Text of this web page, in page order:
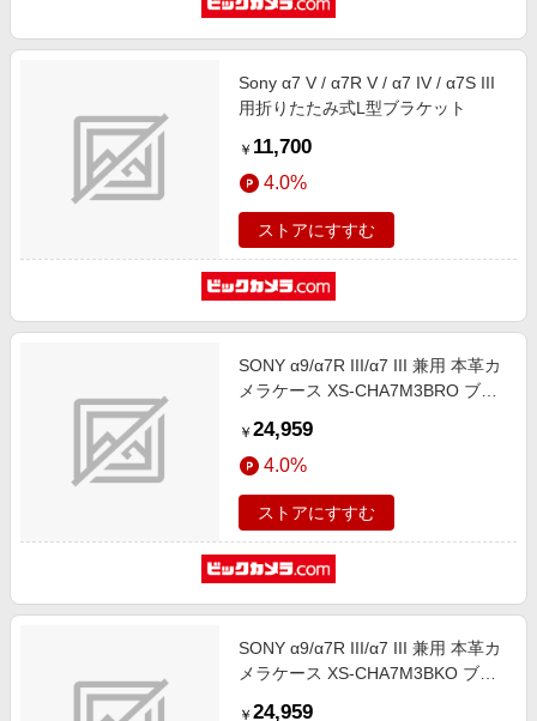
Sony α7 V / α7R V / α7 IV / α7S III
用折りたたみ式L型ブラケット
￥ 11,700
4.0%
ストアにすすむ
SONY α9/α7R III/α7 III 兼用 本革カ
メラケース XS-CHA7M3BRO ブラ
￥ 24,959
4.0%
ストアにすすむ
SONY α9/α7R III/α7 III 兼用 本革カ
メラケース XS-CHA7M3BKO ブラ
￥ 24,959